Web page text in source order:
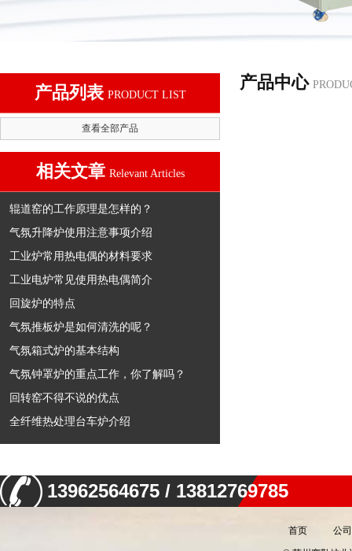
产品列表 PRODUCT LIST
查看全部产品
相关文章 Relevant Articles
辊道窑的工作原理是怎样的？
气氛升降炉使用注意事项介绍
工业炉常用热电偶的材料要求
工业电炉常见使用热电偶简介
回旋炉的特点
气氛推板炉是如何清洗的呢？
气氛箱式炉的基本结构
气氛钟罩炉的重点工作，你了解吗？
回转窑不得不说的优点
全纤维热处理台车炉介绍
产品中心
13962564675 / 13812769785
首页 公